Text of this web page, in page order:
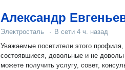
Александр
Электросталь · В сети 4 ч. назад
Уважаемые посетители этого
состоявшиеся, довольные и не
можете получить услугу, совет,